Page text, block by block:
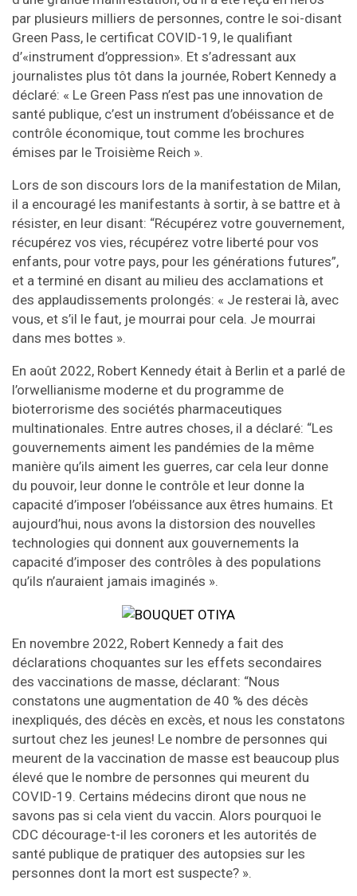
par plusieurs milliers de personnes, contre le soi-disant
Green Pass, le certificat COVID-19, le qualifiant
d’«instrument d’oppression». Et s’adressant aux
journalistes plus tôt dans la journée, Robert Kennedy a
déclaré: « Le Green Pass n’est pas une innovation de
santé publique, c’est un instrument d’obéissance et de
contrôle économique, tout comme les brochures
émises par le Troisième Reich ».
Lors de son discours lors de la manifestation de Milan,
il a encouragé les manifestants à sortir, à se battre et à
résister, en leur disant: “Récupérez votre gouvernement,
récupérez vos vies, récupérez votre liberté pour vos
enfants, pour votre pays, pour les générations futures”,
et a terminé en disant au milieu des acclamations et
des applaudissements prolongés: « Je resterai là, avec
vous, et s’il le faut, je mourrai pour cela. Je mourrai
dans mes bottes ».
En août 2022, Robert Kennedy était à Berlin et a parlé de
l’orwellianisme moderne et du programme de
bioterrorisme des sociétés pharmaceutiques
multinationales. Entre autres choses, il a déclaré: “Les
gouvernements aiment les pandémies de la même
manière qu’ils aiment les guerres, car cela leur donne
du pouvoir, leur donne le contrôle et leur donne la
capacité d’imposer l’obéissance aux êtres humains. Et
aujourd’hui, nous avons la distorsion des nouvelles
technologies qui donnent aux gouvernements la
capacité d’imposer des contrôles à des populations
qu’ils n’auraient jamais imaginés ».
En novembre 2022, Robert Kennedy a fait des
déclarations choquantes sur les effets secondaires
des vaccinations de masse, déclarant: “Nous
constatons une augmentation de 40 % des décès
inexpliqués, des décès en excès, et nous les constatons
surtout chez les jeunes! Le nombre de personnes qui
meurent de la vaccination de masse est beaucoup plus
élevé que le nombre de personnes qui meurent du
COVID-19. Certains médecins diront que nous ne
savons pas si cela vient du vaccin. Alors pourquoi le
CDC décourage-t-il les coroners et les autorités de
santé publique de pratiquer des autopsies sur les
personnes dont la mort est suspecte? ».